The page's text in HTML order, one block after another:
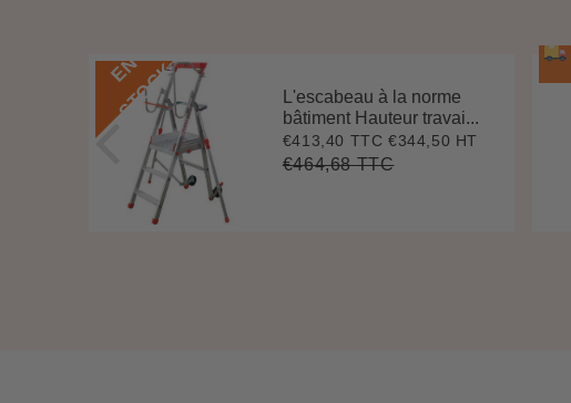
E
N
S
T
O
C
K
L'escabeau à la norme
bâtiment Hauteur travai...
Prix
réduit
€413,40 TTC €413,40
€344,50 HT
Prix
€464,68 TTC€464,68